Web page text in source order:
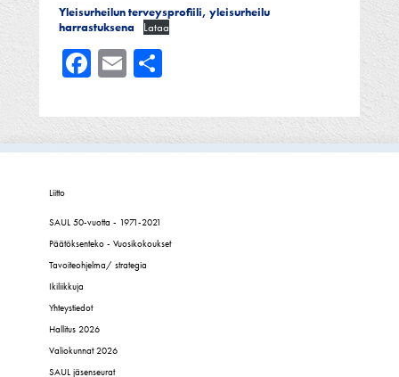
Yleisurheilun terveysprofiili, yleisurheilu
harrastuksena
Lataa
Facebook
Email
Liitto
SAUL 50-vuotta - 1971-2021
Päätöksenteko - Vuosikokoukset
Tavoiteohjelma/ strategia
Ikiliikkuja
Yhteystiedot
Hallitus 2026
Valiokunnat 2026
SAUL jäsenseurat